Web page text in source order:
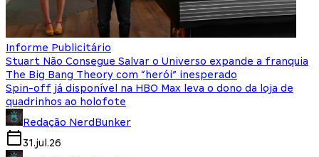
Informe Publicitário
Stuart Não Consegue Salvar o Universo expande a franquia
The Big Bang Theory com “herói” inesperado
Spin-off já disponível na HBO Max leva o dono da loja de
quadrinhos ao holofote
Redação NerdBunker
31.jul.26